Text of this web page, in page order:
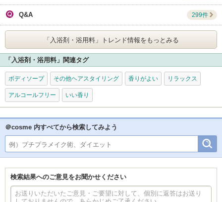
Q&A 299件
「入浴剤・浴用料」 トレンド情報をもっとみる
「入浴剤・浴用料」関連タグ
ボディソープ その他ヘアスタイリング 香りがよい リラックス
アルコールフリー いい香り
＠cosme 内すべてから検索してみよう
検索結果へのご意見をお聞かせください